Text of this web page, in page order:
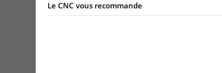
Le CNC vous recommande